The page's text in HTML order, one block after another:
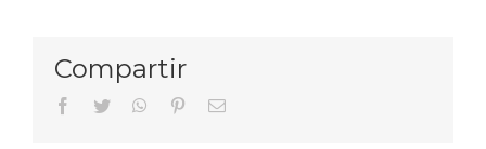
Compartir
facebooktwitter whatsapppinterestEmail